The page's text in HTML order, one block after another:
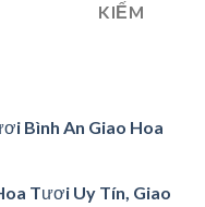
KIẾM
Bình An Giao Hoa
Tươi Uy Tín, Giao